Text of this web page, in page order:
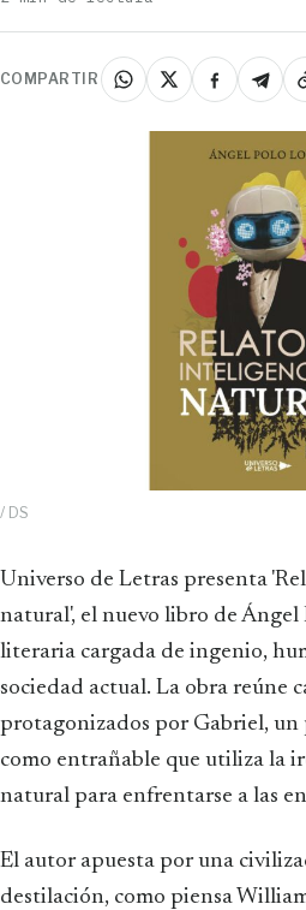
COMPARTIR
/ DS
Universo de Letras presenta 'Relatos de inteligencia…
natural', el nuevo libro de Ángel
literaria cargada de ingenio,
sociedad actual. La obra reúne
protagonizados por Gabriel,
como entrañable que utiliza la
natural para enfrentarse a las
El autor apuesta por una
destilación, como piensa